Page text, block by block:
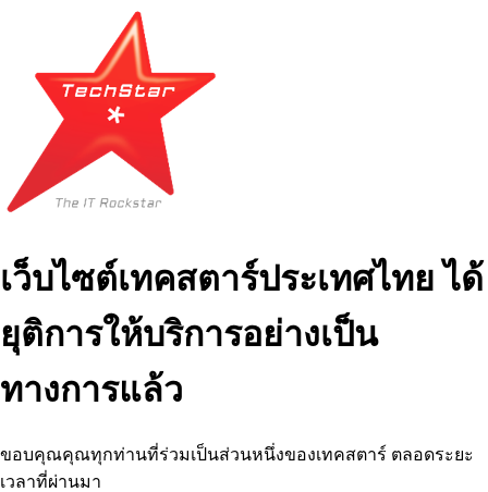
เว็บไซต์เทคสตาร์ประเทศไทย ได้
ยุติการให้บริการอย่างเป็น
ทางการแล้ว
ขอบคุณคุณทุกท่านที่ร่วมเป็นส่วนหนึ่งของเทคสตาร์ ตลอดระยะ
เวลาที่ผ่านมา